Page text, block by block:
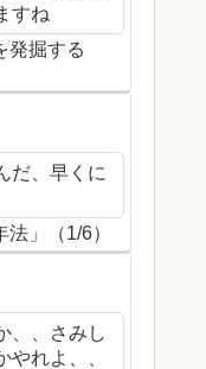
すね
発掘する
だ、早くに
」（1/6）
、、さみし
れよ、、